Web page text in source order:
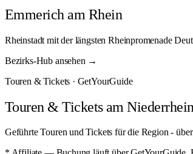
Emmerich am Rhein
Rheinstadt mit der längsten Rheinpromenade
Bezirks-Hub ansehen →
Touren & Tickets · GetYourGuide
Touren & Tickets am Niederrhein
Geführte Touren und Tickets für die Region -